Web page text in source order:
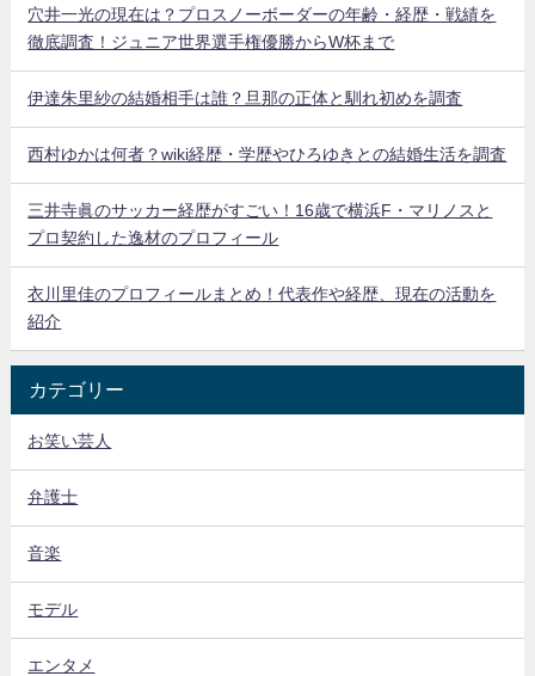
穴井一光の現在は？プロスノーボーダーの年齢・経歴・戦績を
徹底調査！ジュニア世界選手権優勝からW杯まで
伊達朱里紗の結婚相手は誰？旦那の正体と馴れ初めを調査
西村ゆかは何者？wiki経歴・学歴やひろゆきとの結婚生活を調査
三井寺眞のサッカー経歴がすごい！16歳で横浜F・マリノスと
プロ契約した逸材のプロフィール
衣川里佳のプロフィールまとめ！代表作や経歴、現在の活動を
紹介
カテゴリー
お笑い芸人
弁護士
音楽
モデル
エンタメ